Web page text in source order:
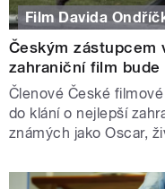
Film Davida
Českým zástupcem
zahraniční film bude
Členové České
do klání o nejlepší
známých jako Oscar,